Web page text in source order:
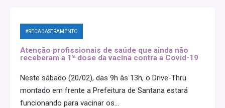
#RECADASTRAMENTO
Atenção profissionais de saúde que ainda não
receberam a 1ª dose da vacina contra a Covid-19
Neste sábado (20/02), das 9h às 13h, o Drive-Thru
montado em frente a Prefeitura de Santana estará
funcionando para vacinar os...